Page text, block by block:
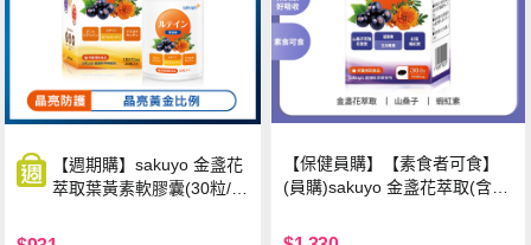
【週期購】sakuyo 金盞花
萃取葉黃素軟膠囊(30粒/
【保健員購】【素食者可食】
(員購)sakuyo 金盞花萃取(含葉
瓶)